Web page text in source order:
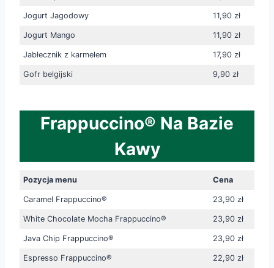
Jogurt Jagodowy 11,90 zł
Jogurt Mango 11,90 zł
Jabłecznik z karmelem 17,90 zł
Gofr belgijski 9,90 zł
Frappuccino® Na Bazie
Kawy
Pozycja menu Cena
Caramel Frappuccino® 23,90 zł
White Chocolate Mocha Frappuccino® 23,90 zł
Java Chip Frappuccino® 23,90 zł
Espresso Frappuccino® 22,90 zł